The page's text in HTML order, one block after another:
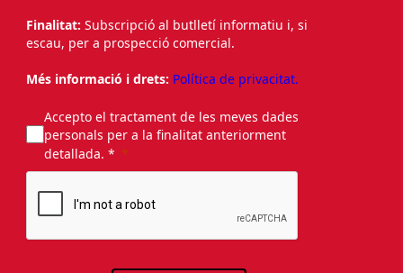
Finalitat: Subscripció al butlletí informatiu i, si
escau, per a prospecció comercial.
Més informació i drets: Política de privacitat.
Accepto el tractament de les meves dades
personals per a la finalitat anteriorment
detallada. *